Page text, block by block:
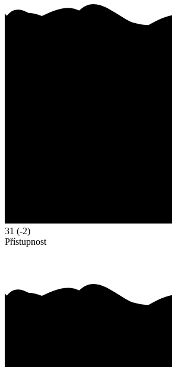
31 (-2)
Přístupnost